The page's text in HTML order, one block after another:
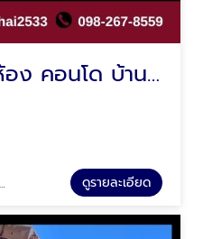
ช่างรับติดตั้งกั้นห้อง คอนโด บ้าน สำนักงาน
ดูรายละเอียด